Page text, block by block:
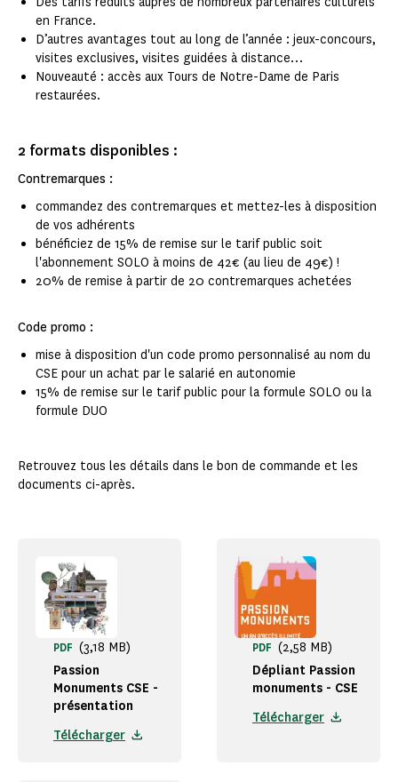
en France.
D’autres avantages tout au long de l’année : jeux-concours,
visites exclusives, visites guidées à distance…
Nouveauté : accès aux Tours de Notre-Dame de Paris
restaurées.
2 formats disponibles :
Contremarques :
commandez des contremarques et mettez-les à disposition
de vos adhérents
bénéficiez de 15% de remise sur le tarif public soit
l'abonnement SOLO à moins de 42€ (au lieu de 49€) !
20% de remise à partir de 20 contremarques achetées
Code promo :
mise à disposition d'un code promo personnalisé au nom du
CSE pour un achat par le salarié en autonomie
15% de remise sur le tarif public pour la formule SOLO ou la
formule DUO
Retrouvez tous les détails dans le bon de commande et les
documents ci-après.
Passion
Monuments CSE -
présentation
PDF (3,18 MB)
Télécharger
Dépliant Passion
monuments - CSE
PDF (2,58 MB)
Télécharger